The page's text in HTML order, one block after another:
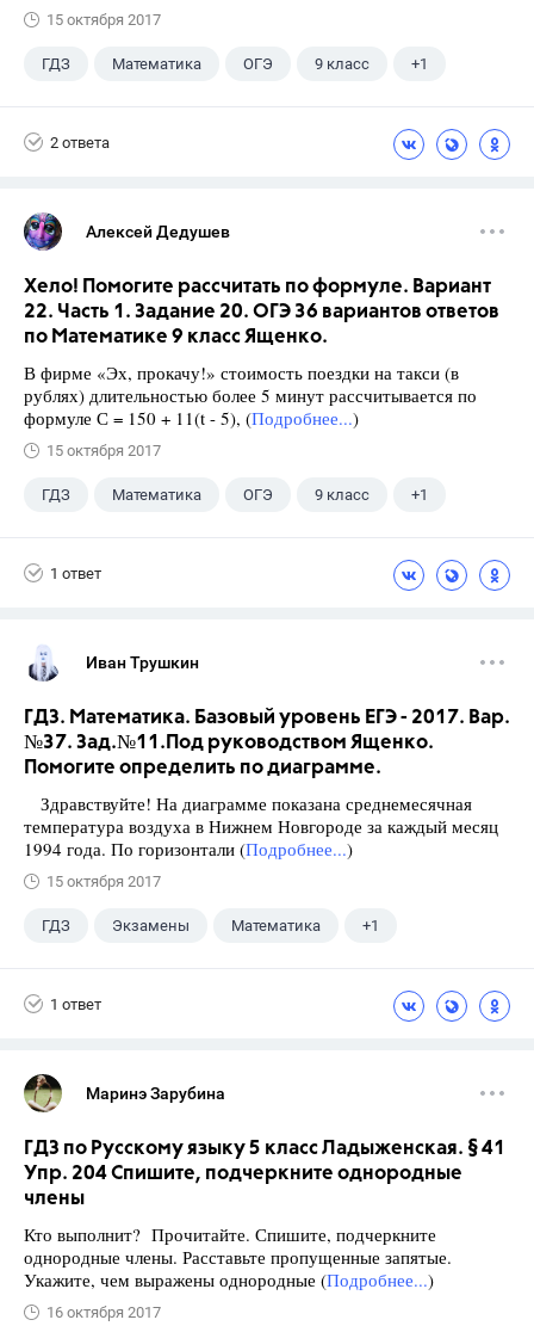
15 октября 2017
ГДЗ Математика ОГЭ 9 класс +1
2 ответа
Алексей Дедушев
Хело! Помогите рассчитать по формуле. Вариант
22. Часть 1. Задание 20. ОГЭ 36 вариантов ответов
по Математике 9 класс Ященко.
В фирме «Эх, прокачу!» стоимость поездки на такси (в
рублях) длительностью более 5 минут рассчитывается по
формуле С = 150 + 11(t - 5), (Подробнее...)
15 октября 2017
ГДЗ Математика ОГЭ 9 класс +1
1 ответ
Иван Трушкин
ГДЗ. Математика. Базовый уровень ЕГЭ - 2017. Вар.
№37. Зад.№11.Под руководством Ященко.
Помогите определить по диаграмме.
Здравствуйте! На диаграмме показана среднемесячная
температура воздуха в Нижнем Новгороде за каждый месяц
1994 года. По горизонтали (Подробнее...)
15 октября 2017
ГДЗ Экзамены Математика +1
1 ответ
Маринэ Зарубина
ГДЗ по Русскому языку 5 класс Ладыженская. § 41
Упр. 204 Спишите, подчеркните однородные
члены
Кто выполнит? Прочитайте. Спишите, подчеркните
однородные члены. Расставьте пропущенные запятые.
Укажите, чем выражены однородные (Подробнее...)
16 октября 2017